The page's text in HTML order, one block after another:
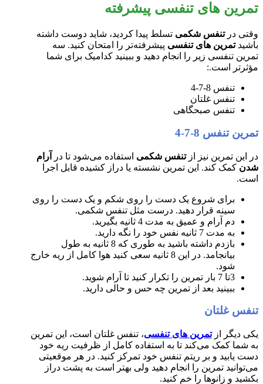
تمرین های تنفسی پیشرفته
وقتی درتنفس شکمی تسلط پیدا کردید، شاید دوست داشته
باشید تمرین های تنفسی پیشرفته‌تر را امتحان کنید. سه
تمرین تنفسی زیر را انجام دهید و ببینید کدامیک برای شما
مؤثرتر است.:
تنفس 8-7-4
تنفس غلتان
تنفس صبحگاهی
تمرین تنفس 8-7-4
در این تمرین نیز ازتنفس شکمی استفاده می‌شود تا در
آرام
شدن کمک کند. این تمرین نشسته یا دراز کشیده قابل اجرا
است.
برای شروع یک دست را روی شکم و یک دست را روی
سینه قرار دهید. درست مثل تنفس شکمی.
دم آرام و عمیق به مدت 4 ثانیه بگیرید.
به مدت 7 ثانیه نفس خود را نگه دارید.
بازدم داشته باشید به طوری که 8 ثانیه به طول
بیانجامد. در این 8 ثانیه سعی کنید هوا کامل از ریه خارج
شود.
3تا 7 بار تمرین را تکرار کنید تا آرام شوید.
ببینید بعد از تمرین چه حس و حالی دارید.
تنفس غلتان
یکی دیگر از تمرین های تنفسی، تنفس غلتان است، این تمرین
به شما کمک می‌کند تا به استفاده کامل از ظرفیت ریه خود
دست یابید و بر ریتم تنفس خود تمرکز کنید. در هر موقعیتی
می‌توانید تمرین را انجام دهید ولی بهتر است به پشت دراز
بکشید و زانوها را خم کنید.